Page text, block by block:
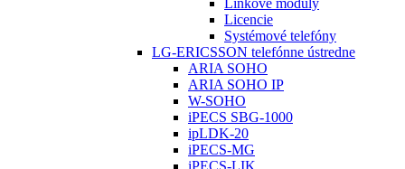
Linkové moduly
Licencie
Systémové telefóny
LG-ERICSSON telefónne ústredne
ARIA SOHO
ARIA SOHO IP
W-SOHO
iPECS SBG-1000
ipLDK-20
iPECS-MG
iPECS-LIK